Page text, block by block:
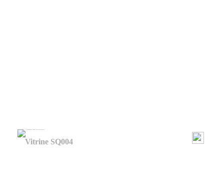
Vitrine SQ004